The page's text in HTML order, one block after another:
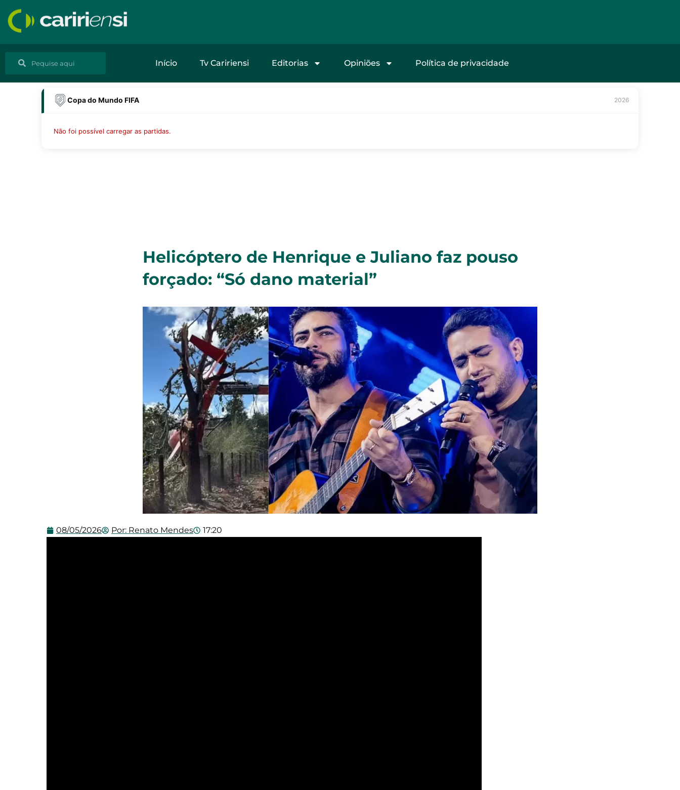
para
Pesquisar
Início Tv Caririensi Editorias Opiniões Política de privacidade
Copa do Mundo FIFA 2026
Não foi possível carregar as partidas.
Helicóptero de Henrique e Juliano faz pouso
forçado: “Só dano material”
08/05/2026 Por: Renato Mendes 17:20